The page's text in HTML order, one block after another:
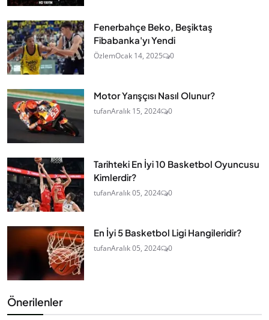
Fenerbahçe Beko, Beşiktaş
Fibabanka'yı Yendi
ÖzlemOcak 14, 2025 0
Motor Yarışçısı Nasıl Olunur?
tufanAralık 15, 2024 0
Tarihteki En İyi 10 Basketbol Oyuncusu
Kimlerdir?
tufanAralık 05, 2024 0
En İyi 5 Basketbol Ligi Hangileridir?
tufanAralık 05, 2024 0
Önerilenler